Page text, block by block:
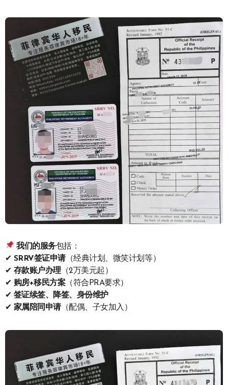
我们的服务包括：
✔ SRRV签证申请（经典计划、微笑计划等）
✔ 存款账户办理 （2万美元起）
✔ 购房+移民方案（符合PRA要求）
✔ 签证续签、降签、身份维护
✔ 家属陪同申请（配偶、子女加入）